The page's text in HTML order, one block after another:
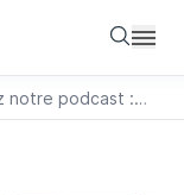
Découvrez notre podcast : "Echange Mutuelle"